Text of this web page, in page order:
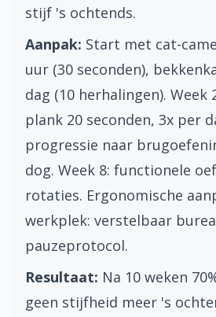
stijf 's ochtends.
Aanpak: Start met cat-
uur (30 seconden),
dag (10 herhalingen). Week
plank 20 seconden, 3x per
progressie naar
dog. Week 8: functionele
rotaties. Ergonomische
werkplek: verstelbaar
pauzeprotocol.
Resultaat: Na 10 weken
geen stijfheid meer 's